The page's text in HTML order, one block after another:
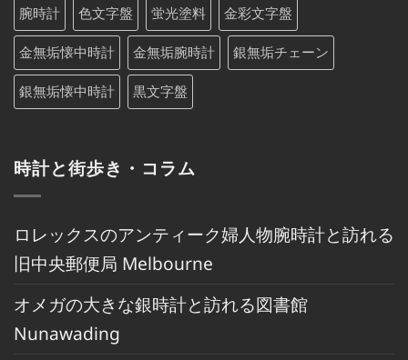
腕時計 色文字盤 蛍光塗料 金彩文字盤
金無垢懐中時計 金無垢腕時計 銀無垢チェーン
銀無垢懐中時計 黒文字盤
時計と街歩き・コラム
ロレックスのアンティーク婦人物腕時計と訪れる
旧中央郵便局 Melbourne
オメガの大きな銀時計と訪れる図書館
Nunawading